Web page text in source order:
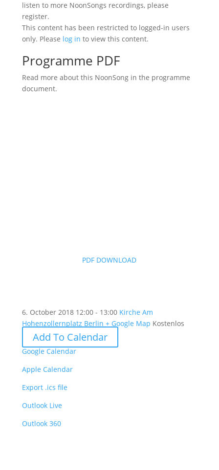
listen to more NoonSongs recordings, please
register.
This content has been restricted to logged-in users
only. Please log in to view this content.
Programme PDF
Read more about this NoonSong in the programme
document.
PDF DOWNLOAD
6. October 2018 12:00 - 13:00 Kirche Am
Hohenzollernplatz Berlin + Google Map Kostenlos
Add To Calendar
Google Calendar
Apple Calendar
Export .ics file
Outlook Live
Outlook 360